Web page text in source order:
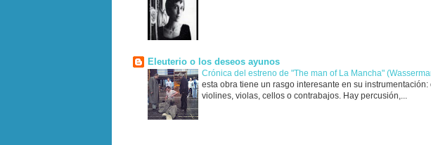
Eleuterio o los deseos ayunos
Crónica del estreno de "The man of La Mancha"
esta obra tiene un rasgo interesante en su instrumentación:
violines, violas, cellos o contrabajos. Hay percusión,...